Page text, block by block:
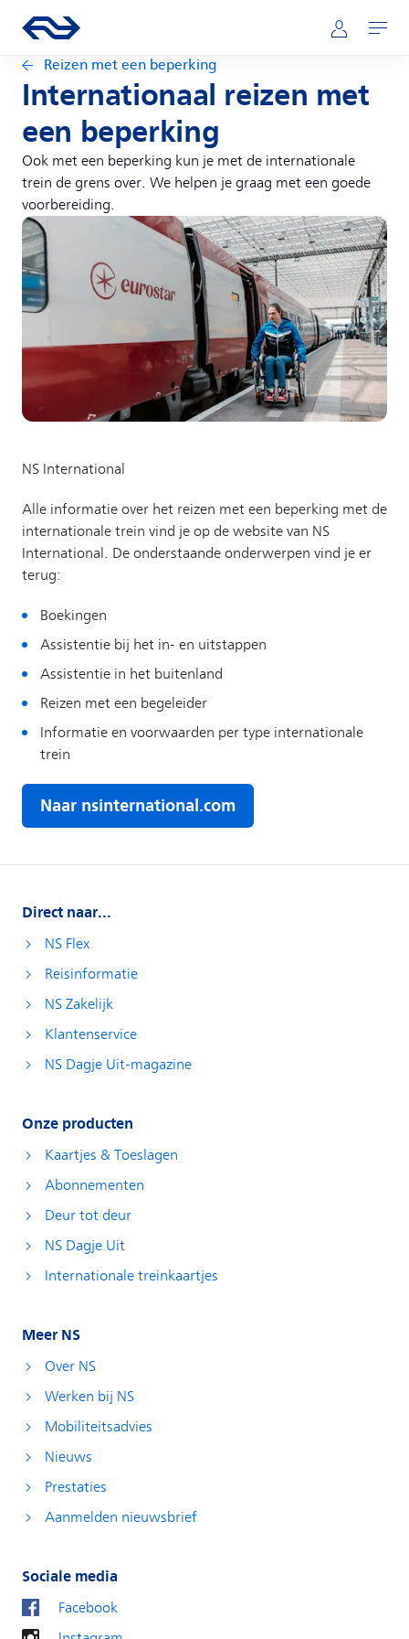
Hoofdnavigatie
Ga naar de homepage van ns.nl Mijn NS
Openen
Reizen met een beperking
Internationaal reizen met
een beperking
Ook met een beperking kun je met de internationale
trein de grens over. We helpen je graag met een goede
voorbereiding.
Direct naar...
NS Flex
Reisinformatie
NS Zakelijk
Klantenservice
NS Dagje Uit-magazine
Onze producten
Kaartjes & Toeslagen
Abonnementen
Deur tot deur
NS Dagje Uit
Internationale treinkaartjes
Meer NS
Over NS
Werken bij NS
Mobiliteitsadvies
Nieuws
Prestaties
Aanmelden nieuwsbrief
Sociale media
Facebook